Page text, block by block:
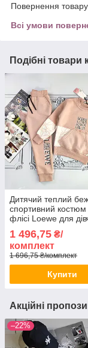
Повернення
Всі умови
Подібні товари
Дитячий теплий
спортивний костюм
флісі Loewe для
1 496,75 ₴/
комплект
1 696,75 ₴/комплект
Купити
Акційні
–22%